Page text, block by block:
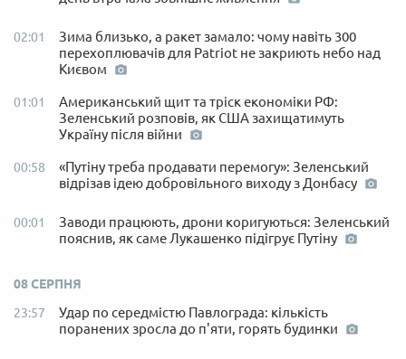
02:01
Зима близько, а ракет замало: чому навіть 300
перехоплювачів для Patriot не закриють небо над
Києвом
01:01
Американський щит та тріск економіки РФ:
Зеленський розповів, як США захищатимуть
Україну після війни
00:58
«Путіну треба продавати перемогу»: Зеленський
відрізав ідею добровільного виходу з Донбасу
00:01
Заводи працюють, дрони коригуються: Зеленський
пояснив, як саме Лукашенко підігрує Путіну
08 СЕРПНЯ
23:57
Удар по середмістю Павлограда: кількість
поранених зросла до п'яти, горять будинки